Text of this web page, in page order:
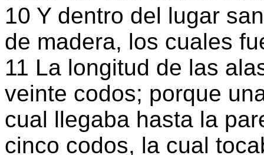
10 Y dentro del lugar
de madera, los cuales
11 La longitud de las
veinte codos; porque
cual llegaba hasta la
cinco codos, la cual